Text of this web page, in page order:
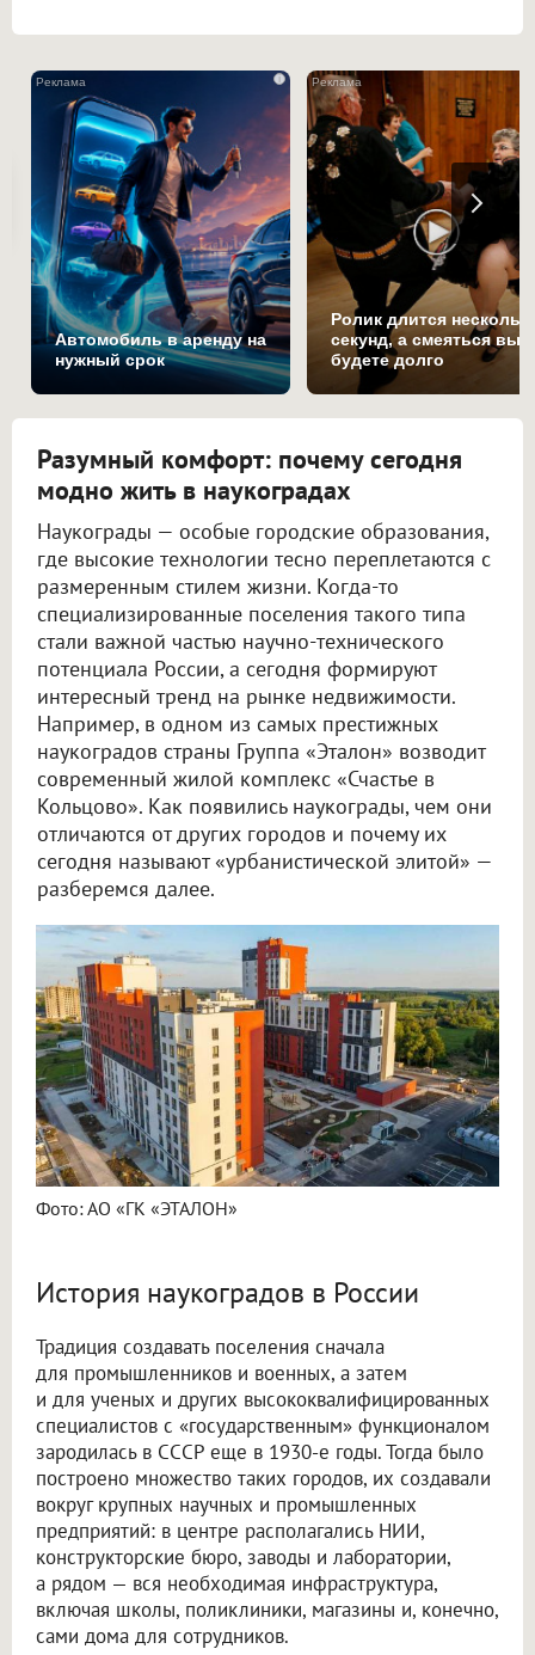
i
Автомобиль в аренду на
нужный срок
Ролик длится
секунд, а смеяться вы
будете долго
Разумный комфорт: почему сегодня
модно жить в наукоградах
Наукограды — особые городские образования,
где высокие технологии тесно переплетаются с
размеренным стилем жизни. Когда-то
специализированные поселения такого типа
стали важной частью научно-технического
потенциала России, а сегодня формируют
интересный тренд на рынке недвижимости.
Например, в одном из самых престижных
наукоградов страны Группа «Эталон» возводит
современный жилой комплекс «Счастье в
Кольцово». Как появились наукограды, чем они
отличаются от других городов и почему их
сегодня называют «урбанистической элитой» —
разберемся далее.
Фото: АО «ГК «ЭТАЛОН»
История наукоградов в России
Традиция создавать поселения сначала
для промышленников и военных, а затем
и для ученых и других высококвалифицированных
специалистов с «государственным» функционалом
зародилась в СССР еще в 1930-е годы. Тогда было
построено множество таких городов, их создавали
вокруг крупных научных и промышленных
предприятий: в центре располагались НИИ,
конструкторские бюро, заводы и лаборатории,
а рядом — вся необходимая инфраструктура,
включая школы, поликлиники, магазины и, конечно,
сами дома для сотрудников.